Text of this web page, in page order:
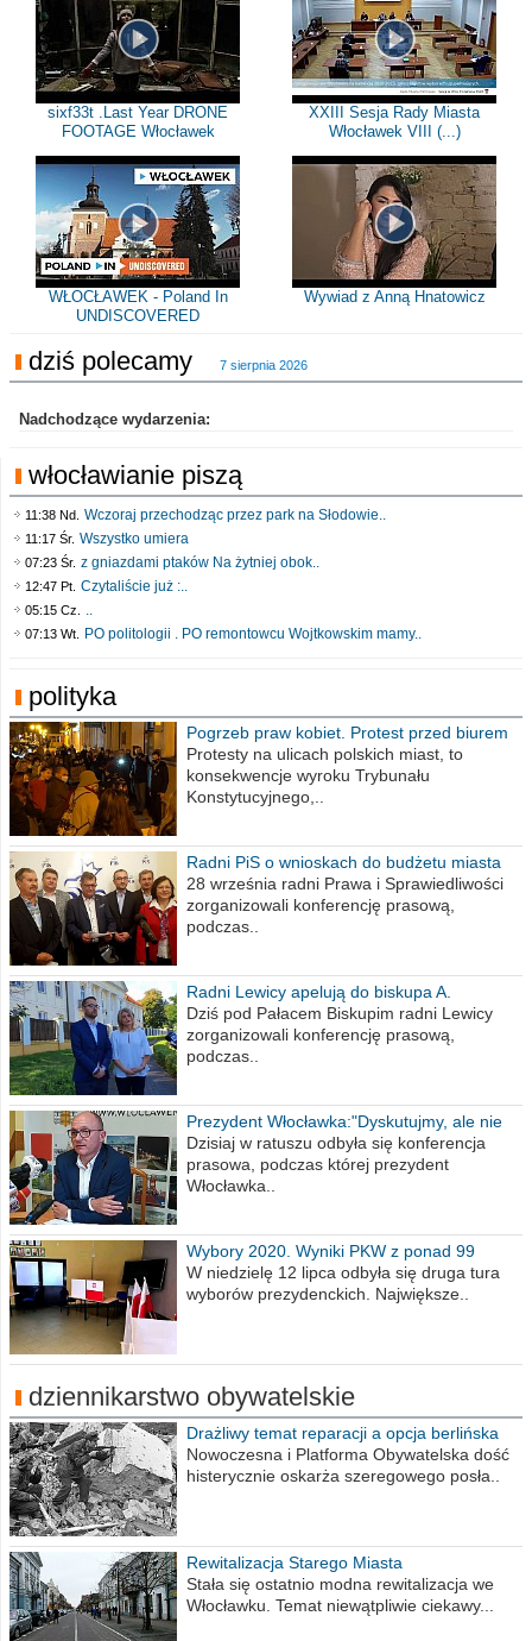
sixf33t .Last Year DRONE
FOOTAGE Włocławek
XXIII Sesja Rady Miasta
Włocławek VIII (...)
WŁOCŁAWEK - Poland In
UNDISCOVERED
Wywiad z Anną Hnatowicz
dziś polecamy 7 sierpnia 2026
Nadchodzące wydarzenia:
włocławianie piszą
11:38 Nd. Wczoraj przechodząc przez park na Słodowie..
11:17 Śr. Wszystko umiera
07:23 Śr. z gniazdami ptaków Na żytniej obok..
12:47 Pt. Czytaliście już :..
05:15 Cz. ..
07:13 Wt. PO politologii . PO remontowcu Wojtkowskim mamy..
polityka
Pogrzeb praw kobiet. Protest przed biurem
poselskim PiS
Protesty na ulicach polskich miast, to
konsekwencje wyroku Trybunału
Konstytucyjnego,..
Radni PiS o wnioskach do budżetu miasta
na 2021 rok
28 września radni Prawa i Sprawiedliwości
zorganizowali konferencję prasową,
podczas..
Radni Lewicy apelują do biskupa A.
Wiesława Meringa
Dziś pod Pałacem Biskupim radni Lewicy
zorganizowali konferencję prasową,
podczas..
Prezydent Włocławka:"Dyskutujmy, ale nie
obrażajmy się”
Dzisiaj w ratuszu odbyła się konferencja
prasowa, podczas której prezydent
Włocławka..
Wybory 2020. Wyniki PKW z ponad 99
procent obwodów
W niedzielę 12 lipca odbyła się druga tura
wyborów prezydenckich. Największe..
dziennikarstwo obywatelskie
Drażliwy temat reparacji a opcja berlińska
Nowoczesna i Platforma Obywatelska dość
histerycznie oskarża szeregowego posła..
Rewitalizacja Starego Miasta
Stała się ostatnio modna rewitalizacja we
Włocławku. Temat niewątpliwie ciekawy...